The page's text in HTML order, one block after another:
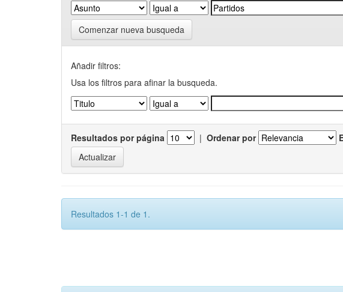
Comenzar nueva busqueda
Añadir filtros:
Usa los filtros para afinar la busqueda.
Resultados por página | Ordenar por
Resultados 1-1 de 1.